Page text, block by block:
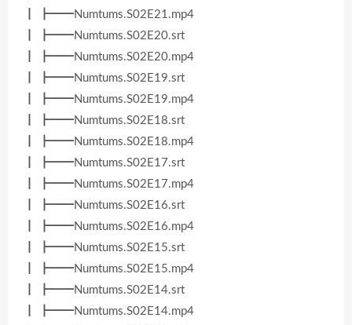
┃ ┣━━Numtums.S02E21.mp4
┃ ┣━━Numtums.S02E20.srt
┃ ┣━━Numtums.S02E20.mp4
┃ ┣━━Numtums.S02E19.srt
┃ ┣━━Numtums.S02E19.mp4
┃ ┣━━Numtums.S02E18.srt
┃ ┣━━Numtums.S02E18.mp4
┃ ┣━━Numtums.S02E17.srt
┃ ┣━━Numtums.S02E17.mp4
┃ ┣━━Numtums.S02E16.srt
┃ ┣━━Numtums.S02E16.mp4
┃ ┣━━Numtums.S02E15.srt
┃ ┣━━Numtums.S02E15.mp4
┃ ┣━━Numtums.S02E14.srt
┃ ┣━━Numtums.S02E14.mp4